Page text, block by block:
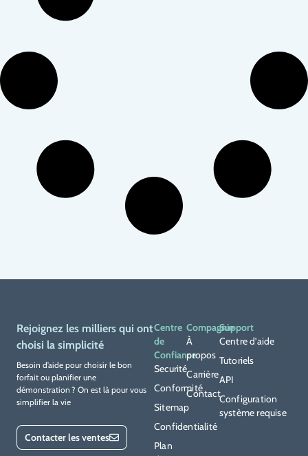
Rejoignez les milliers qui ont
choisi la simplicité
Besoin d’aide pour choisir le bon
forfait ou planifier une
démonstration ? On est là pour vous
simplifier la vie
Contacter les ventes
Centre
de
Confiance
Securité
Conformité
Sitemap
Confidentialité
Plan
Compagnie
À
propos
Carrière
Contact
Support
Centre d’aide
Tutoriels
API
Configuration
système requise